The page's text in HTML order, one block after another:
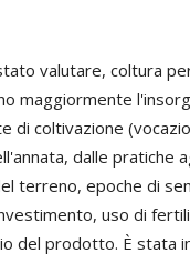
valutare, coltura
maggiormente
di coltivazione
dalle pratiche
terreno, epoche di
uso di
del prodotto. È stata